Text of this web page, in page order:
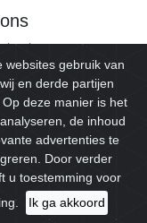
websites gebruik van
en derde partijen
deze manier is het
de inhoud
advertenties te
Door verder
u toestemming voor
Ik ga akkoord